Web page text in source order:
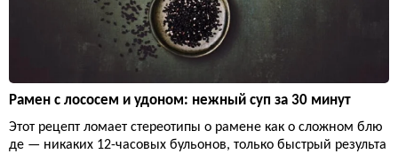
Рамен с лососем и удоном: нежный суп за 30 минут
Этот рецепт ломает стереотипы о рамене как о сложном блю
де — никаких 12-часовых бульонов, только быстрый результа